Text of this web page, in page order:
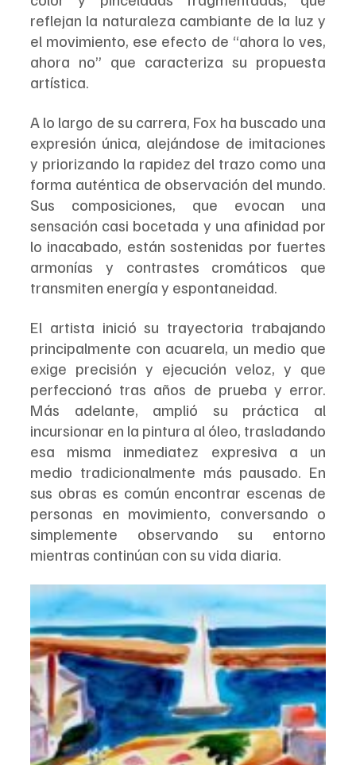
reflejan la naturaleza cambiante de la luz y
el movimiento, ese efecto de “ahora lo ves,
ahora no” que caracteriza su propuesta
artística.
A lo largo de su carrera, Fox ha buscado una
expresión única, alejándose de imitaciones
y priorizando la rapidez del trazo como una
forma auténtica de observación del mundo.
Sus composiciones, que evocan una
sensación casi bocetada y una afinidad por
lo inacabado, están sostenidas por fuertes
armonías y contrastes cromáticos que
transmiten energía y espontaneidad.
El artista inició su trayectoria trabajando
principalmente con acuarela, un medio que
exige precisión y ejecución veloz, y que
perfeccionó tras años de prueba y error.
Más adelante, amplió su práctica al
incursionar en la pintura al óleo, trasladando
esa misma inmediatez expresiva a un
medio tradicionalmente más pausado. En
sus obras es común encontrar escenas de
personas en movimiento, conversando o
simplemente observando su entorno
mientras continúan con su vida diaria.